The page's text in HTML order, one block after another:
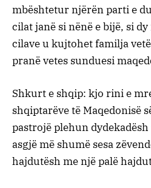
mbështetur njërën parti e
cilat janë si nënë e bijë, si
cilave u kujtohet familja
pranë vetes sunduesi
Shkurt e shqip: kjo rini e
shqiptarëve të Maqedonisë
pastrojë plehun
asgjë më shumë sesa
hajdutësh me një palë